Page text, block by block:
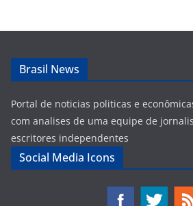
Brasil News
Portal de noticias politicas e
com analises de uma equipe de
escritores independentes
Social Media Icons